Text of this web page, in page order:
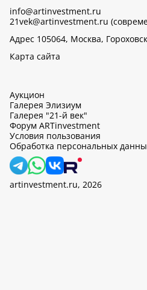
info@artinvestment.ru
21vek@artinvestment.ru
Адрес 105064, Москва,
Карта сайта
Аукцион
Галерея Элизиум
Галерея "21-й век"
Форум ARTinvestment
Условия пользования
Обработка персональных
artinvestment.ru, 2026